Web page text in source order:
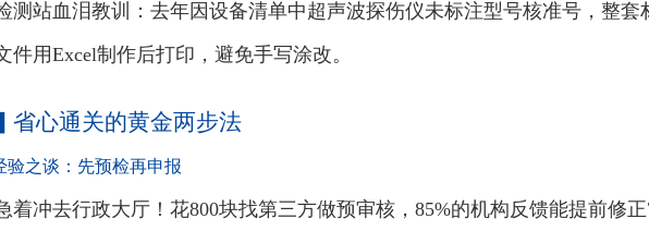
测站血泪教训：去年因设备清单中超声波探伤仪未标注型号核准号，整
件用Excel制作后打印，避免手写涂改。
▍省心通关的黄金两步法
验之谈：先预检再申报
着冲去行政大厅！花800块找第三方做预审核，85%的机构反馈能提前修